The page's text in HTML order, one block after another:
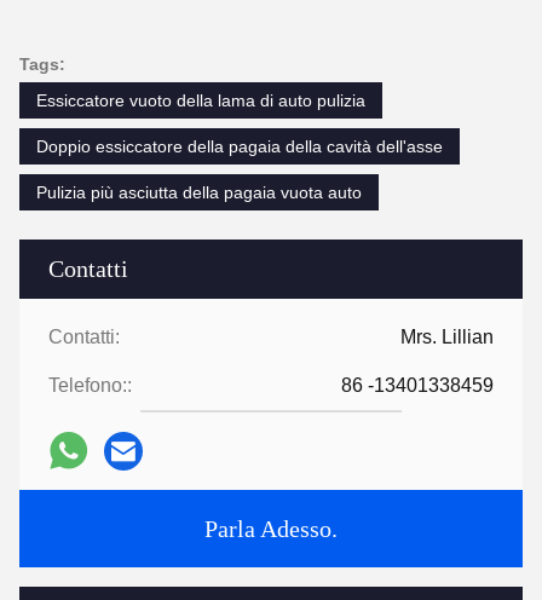
Contatti
Contatti: Mrs. Lillian
Telefono:: 86 -13401338459
Parla Adesso.
Tags:
Essiccatore vuoto della lama di auto pulizia
Doppio essiccatore della pagaia della cavità dell'asse
Pulizia più asciutta della pagaia vuota auto